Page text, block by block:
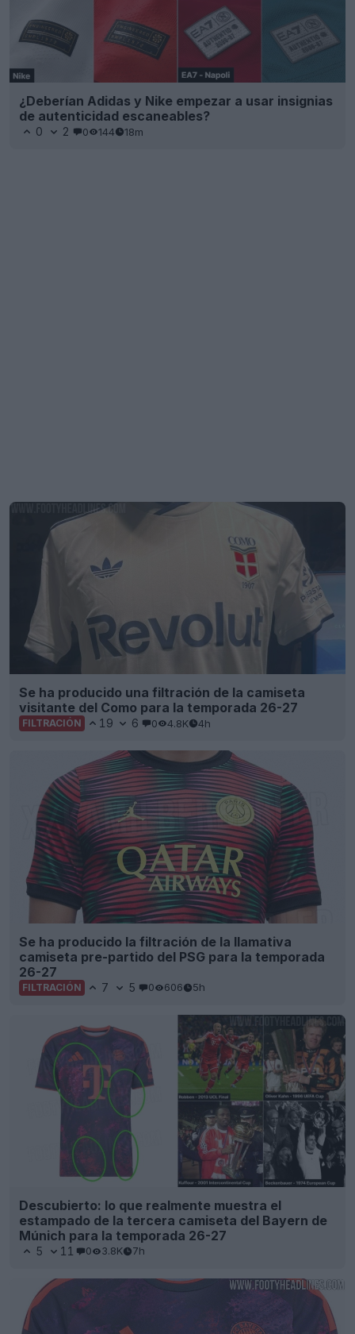
¿Deberían Adidas y Nike empezar a usar insignias
de autenticidad escaneables?
0 2 0 144 18m
Se ha producido una filtración de la camiseta
visitante del Como para la temporada 26-27
FILTRACIÓN 19 6 0 4.8K 4h
Se ha producido la filtración de la llamativa
camiseta pre-partido del PSG para la temporada
26-27
FILTRACIÓN 7 5 0 606 5h
Descubierto: lo que realmente muestra el
estampado de la tercera camiseta del Bayern de
Múnich para la temporada 26-27
5 11 0 3.8K 7h